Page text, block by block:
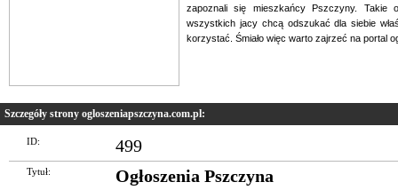
zapoznali się mieszkańcy Pszczyny. Takie
wszystkich jacy chcą odszukać dla siebie
korzystać. Śmiało więc warto zajrzeć na portal
Szczegóły strony ogloszeniapszczyna.com.pl:
ID: 499
Tytuł: Ogłoszenia Pszczyna